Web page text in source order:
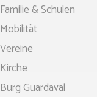
Familie & Schulen
Mobilität
Vereine
Kirche
Burg Guardaval